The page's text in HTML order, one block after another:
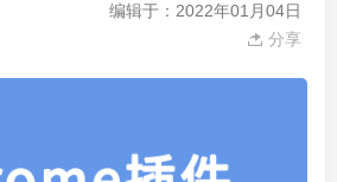
编辑于：2022年01月04日
分享